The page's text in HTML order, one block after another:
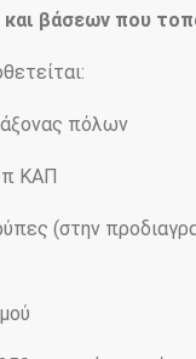
βάσεων που
πόλων
ΚΑΠ
(στην